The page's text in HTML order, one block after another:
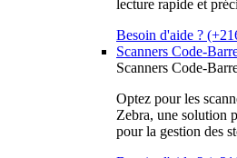
lecture rapide et
Besoin d'aide ?
Scanners Code-
Scanners Code-
Optez pour les
Zebra, une solution
pour la gestion des